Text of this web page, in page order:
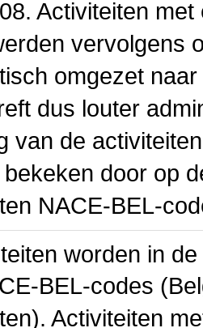
Activiteiten
vervolgens
omgezet
dus louter
van de
door op
NACE-BEL-
worden in
BEL-codes
Activiteiten